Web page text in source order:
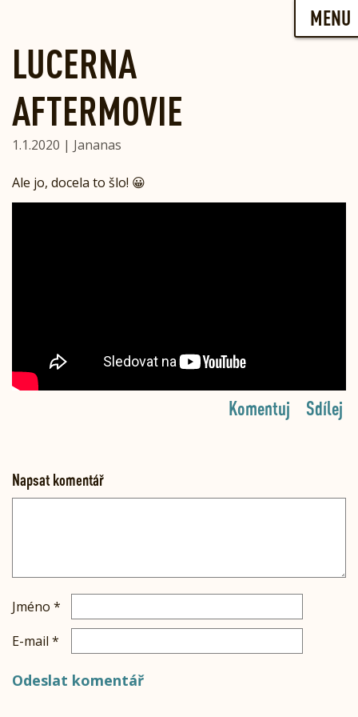
MENU
LUCERNA
AFTERMOVIE
1.1.2020 | Jananas
Ale jo, docela to šlo! 😀
Sdílej
Komentuj
Napsat komentář
Jméno *
E-mail *